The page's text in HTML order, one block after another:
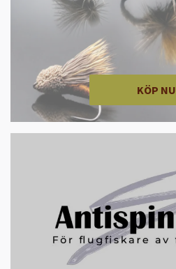
KÖP NU